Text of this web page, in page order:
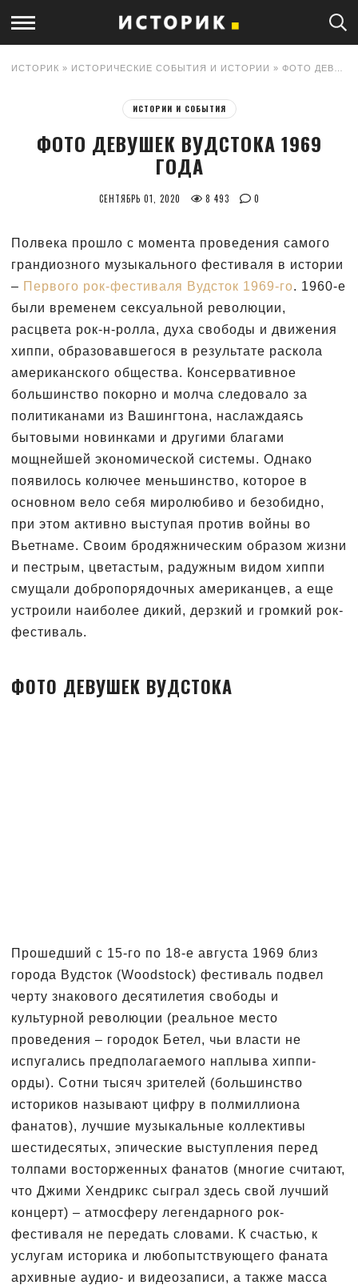
ИСТОРИК » ИСТОРИЧЕСКИЕ СОБЫТИЯ И ИСТОРИИ » ФОТО ДЕВУШЕК ВУДСТОКА 1969 ГОДА
ИСТОРИИ И СОБЫТИЯ
ФОТО ДЕВУШЕК ВУДСТОКА 1969
ГОДА
СЕНТЯБРЬ 01, 2020 8 493 0
Полвека прошло с момента проведения самого
грандиозного музыкального фестиваля в истории
– Первого рок-фестиваля Вудсток 1969-го. 1960-е
были временем сексуальной революции,
расцвета рок-н-ролла, духа свободы и движения
хиппи, образовавшегося в результате раскола
американского общества. Консервативное
большинство покорно и молча следовало за
политиканами из Вашингтона, наслаждаясь
бытовыми новинками и другими благами
мощнейшей экономической системы. Однако
появилось колючее меньшинство, которое в
основном вело себя миролюбиво и безобидно,
при этом активно выступая против войны во
Вьетнаме. Своим бродяжническим образом жизни
и пестрым, цветастым, радужным видом хиппи
смущали добропорядочных американцев, а еще
устроили наиболее дикий, дерзкий и громкий рок-
фестиваль.
ФОТО ДЕВУШЕК ВУДСТОКА
Прошедший с 15-го по 18-е августа 1969 близ
города Вудсток (Woodstock) фестиваль подвел
черту знакового десятилетия свободы и
культурной революции (реальное место
проведения – городок Бетел, чьи власти не
испугались предполагаемого наплыва хиппи-
орды). Сотни тысяч зрителей (большинство
историков называют цифру в полмиллиона
фанатов), лучшие музыкальные коллективы
шестидесятых, эпические выступления перед
толпами восторженных фанатов (многие считают,
что Джими Хендрикс сыграл здесь свой лучший
концерт) – атмосферу легендарного рок-
фестиваля не передать словами. К счастью, к
услугам историка и любопытствующего фаната
архивные аудио- и видеозаписи, а также масса